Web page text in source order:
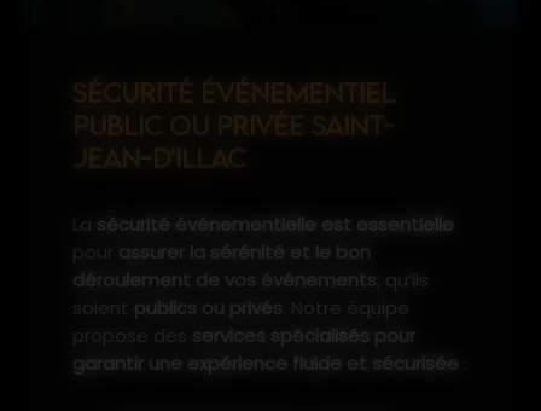
SÉCURITÉ ÉVÉNEMENTIEL
PUBLIC OU PRIVÉE SAINT-
La sécurité événementielle est essentielle
pour
assurer la sérénité et le bon
déroulement de vos événements, qu’ils
soient publics ou privés . Notre équipe
propose des services spécialisés pour
garantir une expérience fluide et sécurisée